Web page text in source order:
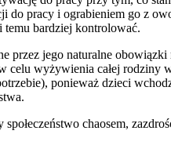
do pracy i ograbieniem go z
bardziej kontrolować.
przez jego naturalne
celu wyżywienia całej
ponieważ dzieci
chaosem,